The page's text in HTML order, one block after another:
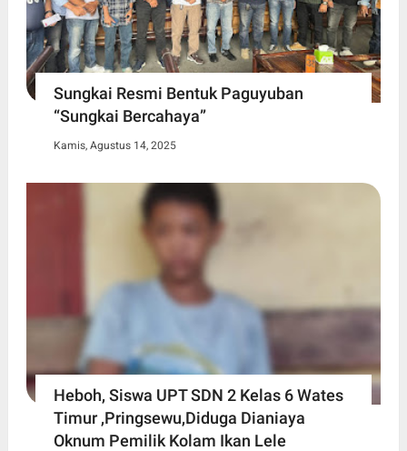
Sungkai Resmi Bentuk Paguyuban
“Sungkai Bercahaya”
Kamis, Agustus 14, 2025
Heboh, Siswa UPT SDN 2 Kelas 6 Wates
Timur ,Pringsewu,Diduga Dianiaya
Oknum Pemilik Kolam Ikan Lele